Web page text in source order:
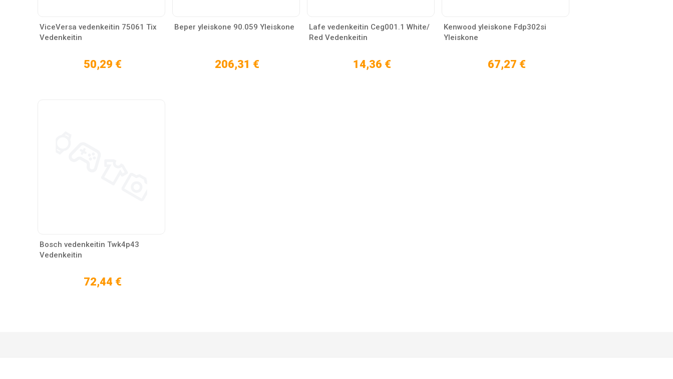
ViceVersa vedenkeitin 75061 Tix
Vedenkeitin
50,29 €
Beper yleiskone 90.059 Yleiskone
206,31 €
Lafe vedenkeitin Ceg001.1 White/
Red Vedenkeitin
14,36 €
Kenwood yleiskone Fdp302si
Yleiskone
67,27 €
Bosch vedenkeitin Twk4p43
Vedenkeitin
72,44 €